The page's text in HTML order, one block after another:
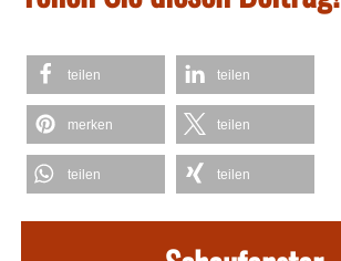
teilen teilen
merken teilen
teilen teilen